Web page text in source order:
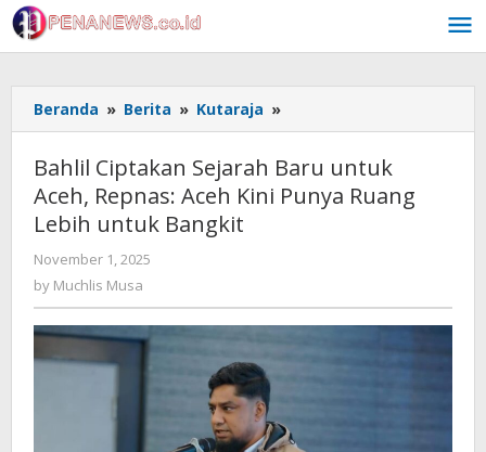
Skip
to
content
Beranda » Berita » Kutaraja »
Ciptakan
Baru
untuk
Punya
Bahlil Ciptakan Sejarah Baru untuk
Aceh, Repnas: Aceh Kini Punya Ruang
Lebih untuk Bangkit
November 1, 2025
by Muchlis Musa